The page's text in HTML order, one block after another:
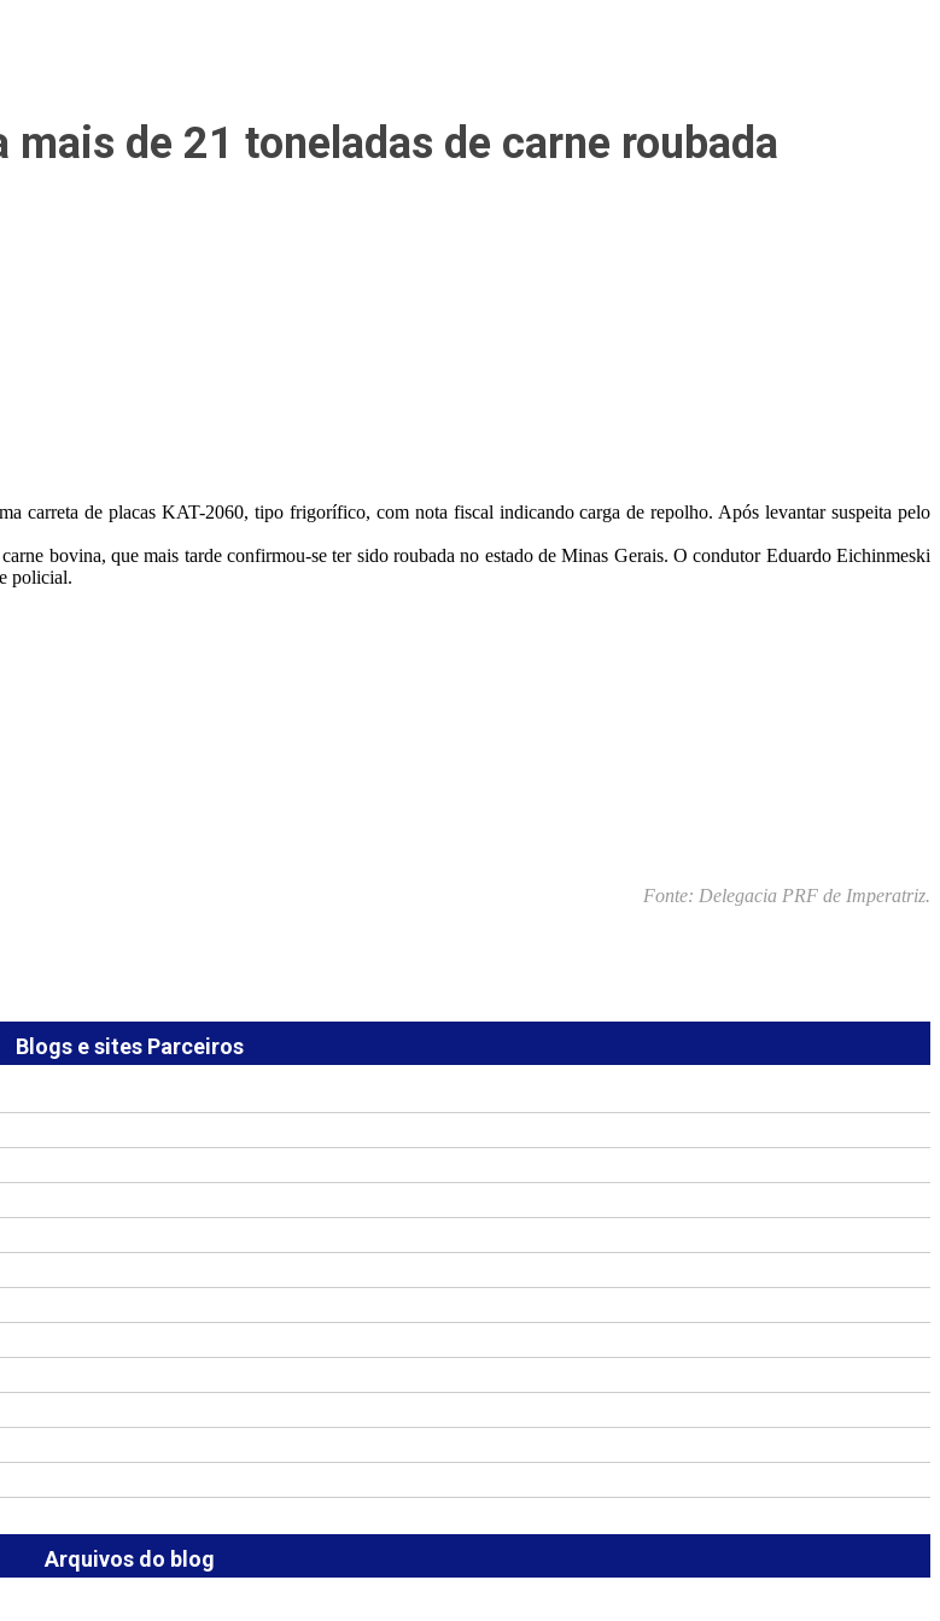
de 21 toneladas de carne roubada
carreta de placas KAT-2060, tipo frigorífico, com nota fiscal indicando carga de repolho. Após levantar suspeita pelo
bovina, que mais tarde confirmou-se ter sido roubada no estado de Minas Gerais. O condutor Eduardo Eichinmeski
policial.
Fonte: Delegacia PRF de Imperatriz.
Blogs e sites Parceiros
Arquivos do blog